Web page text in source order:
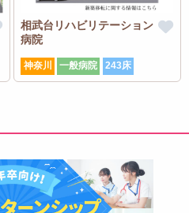
相武台リハビリテーション
病院
神奈川 一般病院 243床